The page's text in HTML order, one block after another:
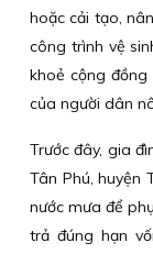
hoặc cải tạo,
công trình vệ
khoẻ cộng
của người dân
Trước đây, gia
Tân Phú, huyện
nước mưa để
trả đúng hạn